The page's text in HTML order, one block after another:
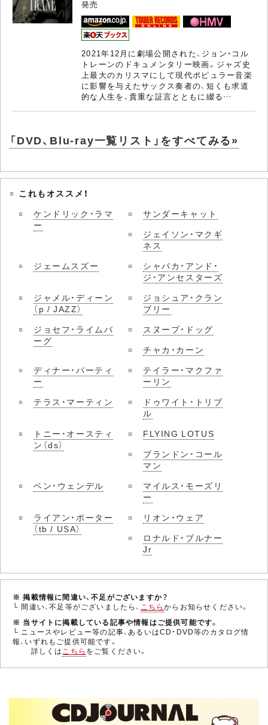
発売
2021年12月に劇場公開された、ジョン・コル
トレーンのドキュメンタリー映画。ジャズ史
上最大のカリスマにして現代ポピュラー音楽
に影響を与えたサックス奏者の、短くも求道
的な人生を、貴重な証言とともに綴る…
「DVD、Blu-ray一覧リスト」をすべてみる»
これもオススメ！
ケンドリック・ラマ
ー
サンダーキャット
ジェイソン・マクギ
ネス
ジェームスズー
シャバカ・アンド・
ジ・アンセスターズ
ジャメル・ディーン
（p / JAZZ）
ジョシュア・クラン
ブリー
ジョセフ・ライムバ
ーグ
スヌープ・ドッグ
チャカ・カーン
ディナー・パーティ
ー
テイラー・マクファ
ーリン
テラス・マーティン
ドゥワイト・トリブ
ル
トニー・オースティ
ン（ds）
FLYING LOTUS
ブランドン・コール
マン
ベン・ウェンデル
マイルス・モーズリ
ー
ライアン・ポーター
（tb / USA）
リオン・ウェア
ロナルド・ブルナー
Jr
※ 掲載情報に間違い、不足がございますか？
└ 間違い、不足等がございましたら、 こちらからお知らせください。
※ 当サイトに掲載している記事や情報はご提供可能です。
└ ニュースやレビュー等の記事、あるいはCD・DVD等のカタログ情
報、いずれもご提供可能です。
詳しくはこちら をご覧ください。